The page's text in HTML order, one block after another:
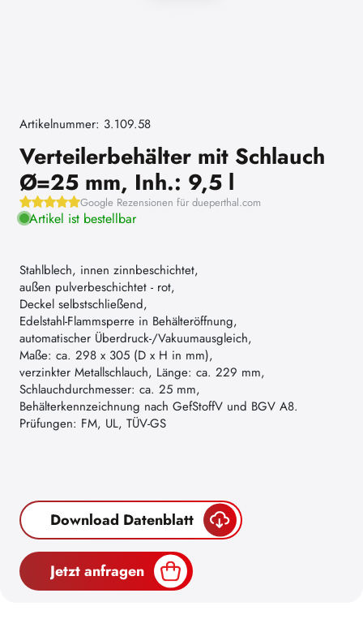
Artikelnummer: 3.109.58
Verteilerbehälter mit Schlauch
Ø=25 mm, Inh.: 9,5 l
Google Rezensionen für dueperthal.com
Artikel ist bestellbar
Stahlblech, innen zinnbeschichtet,
außen pulverbeschichtet - rot,
Deckel selbstschließend,
Edelstahl-Flammsperre in Behälteröffnung,
automatischer Überdruck-/Vakuumausgleich,
Maße: ca. 298 x 305 (D x H in mm),
verzinkter Metallschlauch, Länge: ca. 229 mm,
Schlauchdurchmesser: ca. 25 mm,
Behälterkennzeichnung nach GefStoffV und BGV A8.
Prüfungen: FM, UL, TÜV-GS
Download Datenblatt
Jetzt anfragen